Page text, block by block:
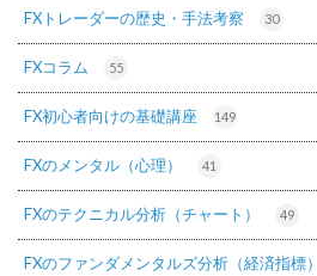
FXトレーダーの歴史・手法考察 30
FXコラム 55
FX初心者向けの基礎講座 149
FXのメンタル（心理） 41
FXのテクニカル分析（チャート） 49
FXのファンダメンタルズ分析（経済指標）